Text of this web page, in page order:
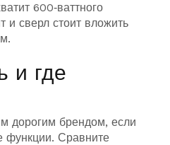
600‑ваттного
и сверл стоит вложить
и где
дорогим брендом, если
Сравните